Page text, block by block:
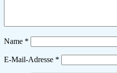
Name *
E-Mail-Adresse *